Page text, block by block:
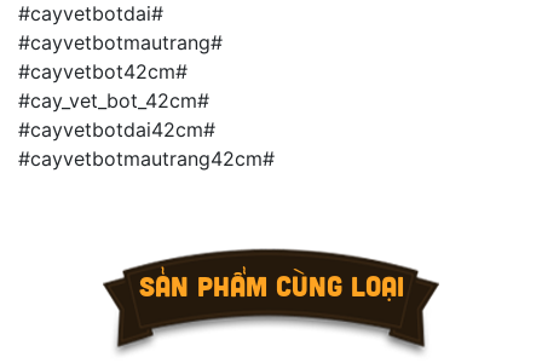
#cayvetbotdai#
#cayvetbotmautrang#
#cayvetbot42cm#
#cay_vet_bot_42cm#
#cayvetbotdai42cm#
#cayvetbotmautrang42cm#
SẢN PHẨM CÙNG LOẠI